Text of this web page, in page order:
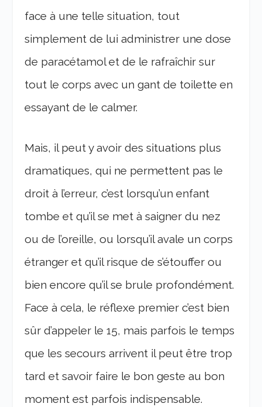
face à une telle situation, tout
simplement de lui administrer une dose
de paracétamol et de le rafraîchir sur
tout le corps avec un gant de toilette en
essayant de le calmer.
Mais, il peut y avoir des situations plus
dramatiques, qui ne permettent pas le
droit à l’erreur, c’est lorsqu’un enfant
tombe et qu’il se met à saigner du nez
ou de l’oreille, ou lorsqu’il avale un corps
étranger et qu’il risque de s’étouffer ou
bien encore qu’il se brule profondément.
Face à cela, le réflexe premier c’est bien
sûr d’appeler le 15, mais parfois le temps
que les secours arrivent il peut être trop
tard et savoir faire le bon geste au bon
moment est parfois indispensable.